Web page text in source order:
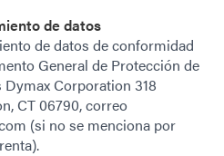
de datos
de datos de conformidad
General de Protección de
Dymax Corporation 318
CT 06790, correo
(si no se menciona por